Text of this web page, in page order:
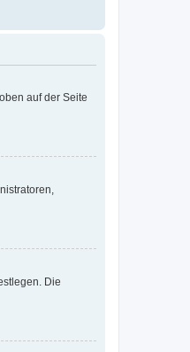
auf der Seite
Die